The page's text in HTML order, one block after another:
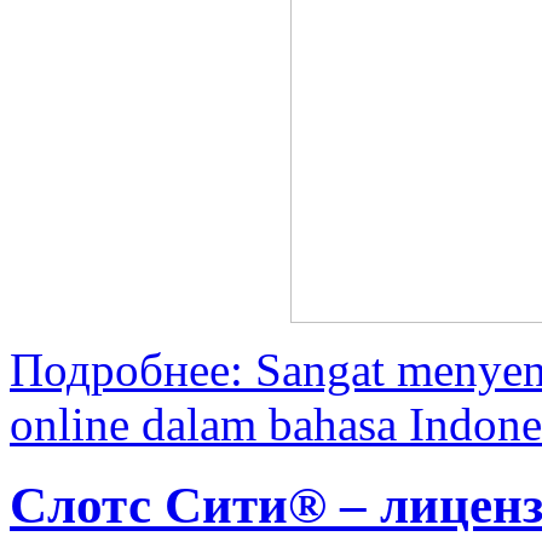
Подробнее: Sangat
online dalam bahasa
Слотс Сити® –